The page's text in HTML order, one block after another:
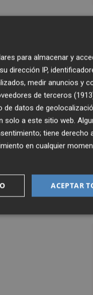
para almacenar y
dirección IP,
medir anuncios y
de terceros
de datos de
solo a este sitio web.
tiene derecho
en cualquier
ACEPTAR